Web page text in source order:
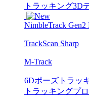
トラッキング3D
NimbleTrack Gen2
TrackScan Sharp
M-Track
6Dポーズトラッ
トラッキングプ